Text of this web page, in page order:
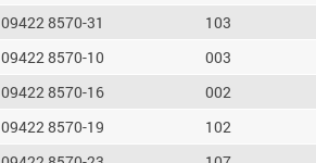
09422 8570-31
103
09422 8570-10
003
09422 8570-16
002
09422 8570-19
102